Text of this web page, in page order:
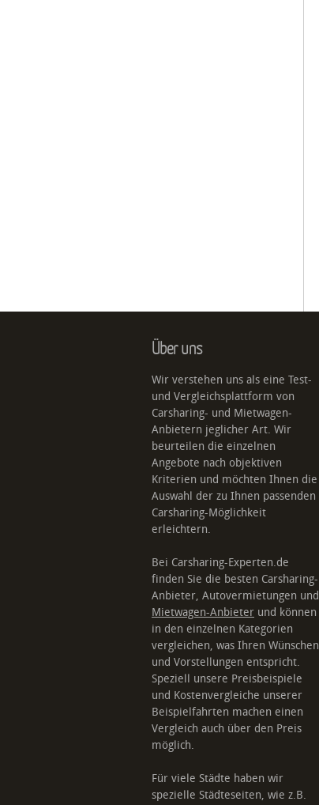
Über uns
Wir verstehen uns als eine Test-
und Vergleichsplattform von
Carsharing- und Mietwagen-
Anbietern jeglicher Art. Wir
beurteilen die einzelnen
Angebote nach objektiven
Kriterien und möchten Ihnen die
Auswahl der zu Ihnen passenden
Carsharing-Möglichkeit
erleichtern.
Bei Carsharing-Experten.de
finden Sie die besten Carsharing-
Anbieter, Autovermietungen und
Mietwagen-Anbieter und können
in den einzelnen Kategorien
vergleichen, was Ihren Wünschen
und Vorstellungen entspricht.
Speziell unsere Preisbeispiele
und Kostenvergleiche unserer
Beispielfahrten machen einen
Vergleich auch über den Preis
möglich.
Für viele Städte haben wir
spezielle Städteseiten, wie z.B.